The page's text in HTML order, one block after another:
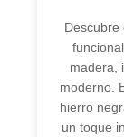
Descubre
madera,
moderno.
hierro
un toque